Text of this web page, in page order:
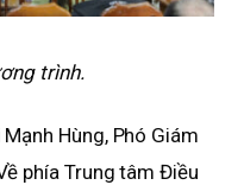
trình.
Hùng, Phó Giám
phía Trung tâm Điều